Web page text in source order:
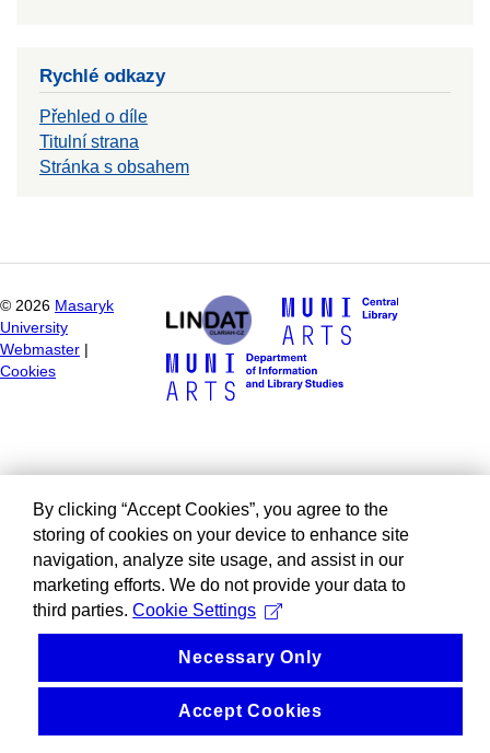
Rychlé odkazy
Přehled o díle
Titulní strana
Stránka s obsahem
© 2026 Masaryk
University
Webmaster
Cookies
By clicking “Accept Cookies”, you agree to the
storing of cookies on your device to enhance site
navigation, analyze site usage, and assist in our
marketing efforts. We do not provide your data to
third parties. Cookie Settings
Necessary Only
Accept Cookies